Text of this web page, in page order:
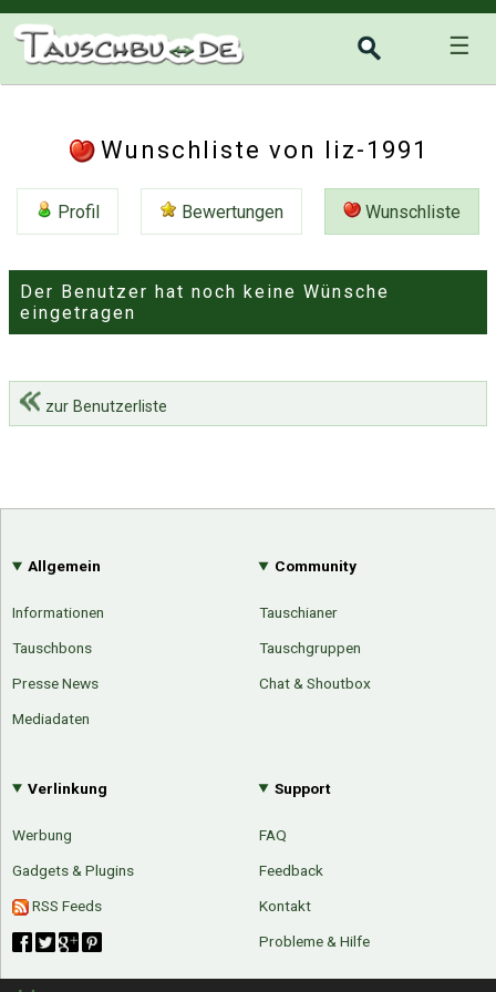
☰
Wunschliste von liz-1991
Profil Bewertungen Wunschliste
Der Benutzer hat noch keine Wünsche
eingetragen
zur Benutzerliste
Allgemein
Informationen
Tauschbons
Presse News
Mediadaten
Community
Tauschianer
Tauschgruppen
Chat & Shoutbox
Verlinkung
Werbung
Gadgets & Plugins
RSS Feeds
Support
FAQ
Feedback
Kontakt
Probleme & Hilfe